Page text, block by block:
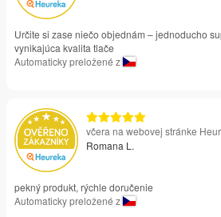
Určite si zase niečo objednám – jednoducho
vynikajúca kvalita tlače
Automaticky preložené z
včera na webovej stránke
Romana L.
pekný produkt, rýchle doručenie
Automaticky preložené z